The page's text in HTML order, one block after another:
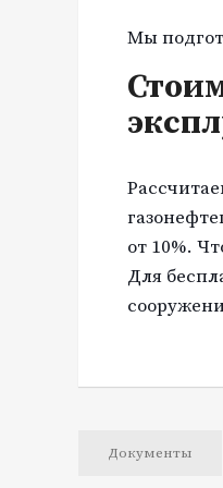
Мы
от 10%.
Для
Документы